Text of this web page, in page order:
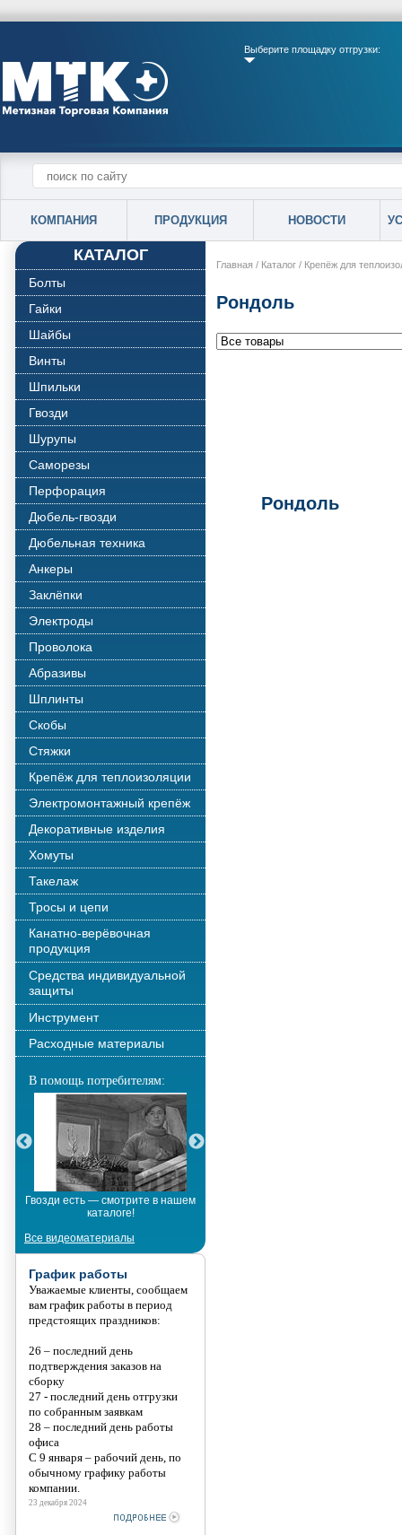
Выберите площадку отгрузки:
КОМПАНИЯ ПРОДУКЦИЯ НОВОСТИ
КАТАЛОГ
Болты
Гайки
Шайбы
Винты
Шпильки
Гвозди
Шурупы
Саморезы
Перфорация
Дюбель-гвозди
Дюбельная техника
Анкеры
Заклёпки
Электроды
Проволока
Абразивы
Шплинты
Скобы
Стяжки
Крепёж для теплоизоляции
Электромонтажный крепёж
Декоративные изделия
Хомуты
Такелаж
Тросы и цепи
Канатно-верёвочная
продукция
Средства индивидуальной
защиты
Инструмент
Расходные материалы
В помощь потребителям:
Гвозди есть — смотрите в нашем
каталоге!
Все видеоматериалы
График работы
Уважаемые клиенты, сообщаем
вам график работы в период
предстоящих праздников:
26 – последний день
подтверждения заказов на
сборку
27 - последний день отгрузки
по собранным заявкам
28 – последний день работы
офиса
С 9 января – рабочий день, по
обычному графику работы
компании.
23 декабря 2024
Главная / Каталог / Крепёж для
Рондоль
Рондоль